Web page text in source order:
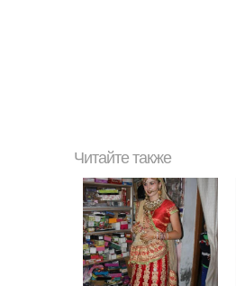
Читайте также